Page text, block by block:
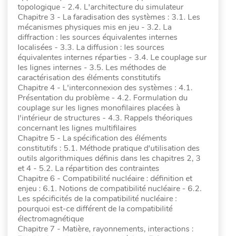
topologique - 2.4. L'architecture du simulateur
Chapitre 3 - La faradisation des systèmes : 3.1. Les
mécanismes physiques mis en jeu - 3.2. La
diffraction : les sources équivalentes internes
localisées - 3.3. La diffusion : les sources
équivalentes internes réparties - 3.4. Le couplage sur
les lignes internes - 3.5. Les méthodes de
caractérisation des éléments constitutifs
Chapitre 4 - L'interconnexion des systèmes : 4.1.
Présentation du problème - 4.2. Formulation du
couplage sur les lignes monofilaires placées à
l'intérieur de structures - 4.3. Rappels théoriques
concernant les lignes multifilaires
Chapitre 5 - La spécification des éléments
constitutifs : 5.1. Méthode pratique d'utilisation des
outils algorithmiques définis dans les chapitres 2, 3
et 4 - 5.2. La répartition des contraintes
Chapitre 6 - Compatibilité nucléaire : définition et
enjeu : 6.1. Notions de compatibilité nucléaire - 6.2.
Les spécificités de la compatibilité nucléaire :
pourquoi est-ce différent de la compatibilité
électromagnétique
Chapitre 7 - Matière, rayonnements, interactions :